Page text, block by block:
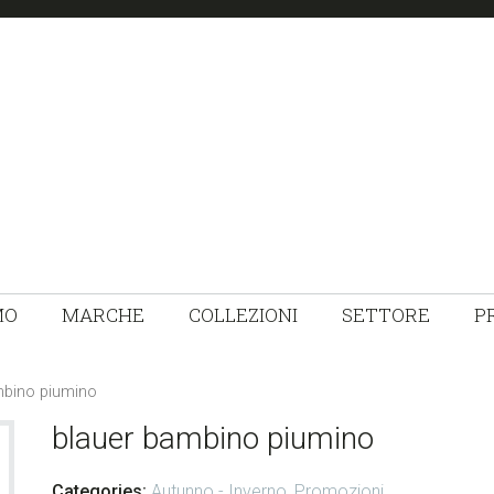
MARCHE COLLEZIONI SETTORE
piumino
blauer bambino piumino